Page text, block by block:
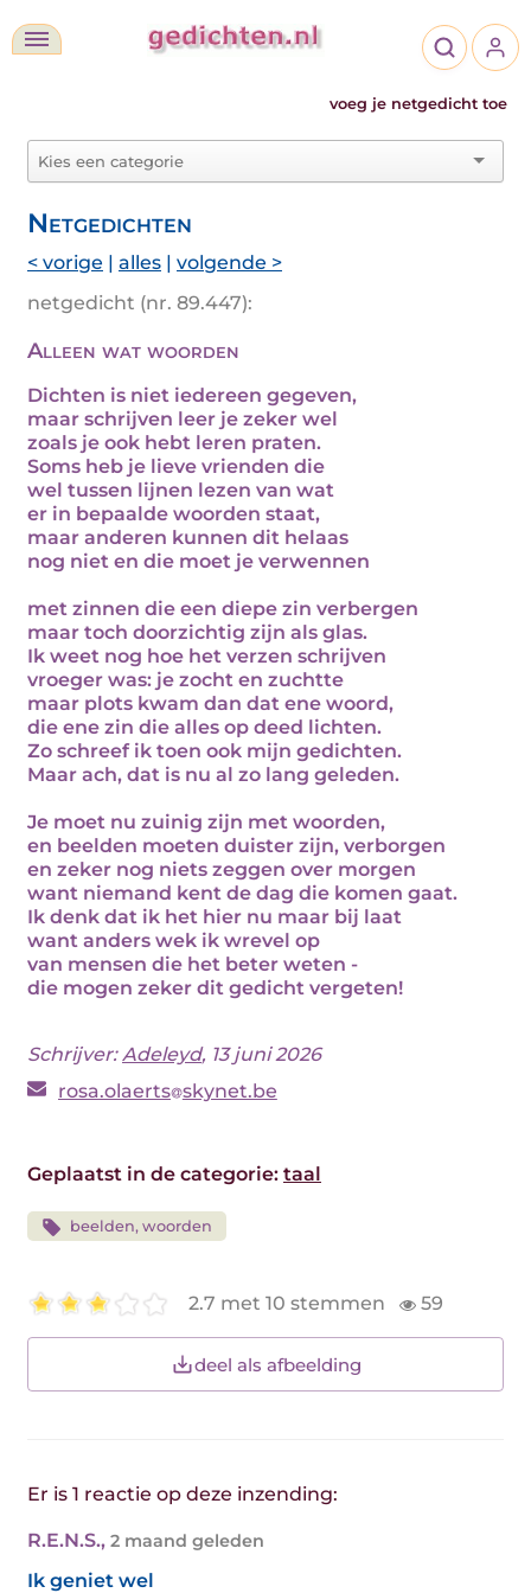
voeg je netgedicht toe
Netgedichten
< vorige | alles | volgende >
netgedicht (nr. 89.447):
Alleen wat woorden
Dichten is niet iedereen gegeven,
maar schrijven leer je zeker wel
zoals je ook hebt leren praten.
Soms heb je lieve vrienden die
wel tussen lijnen lezen van wat
er in bepaalde woorden staat,
maar anderen kunnen dit helaas
nog niet en die moet je verwennen
met zinnen die een diepe zin verbergen
maar toch doorzichtig zijn als glas.
Ik weet nog hoe het verzen schrijven
vroeger was: je zocht en zuchtte
maar plots kwam dan dat ene woord,
die ene zin die alles op deed lichten.
Zo schreef ik toen ook mijn gedichten.
Maar ach, dat is nu al zo lang geleden.
Je moet nu zuinig zijn met woorden,
en beelden moeten duister zijn, verborgen
en zeker nog niets zeggen over morgen
want niemand kent de dag die komen gaat.
Ik denk dat ik het hier nu maar bij laat
want anders wek ik wrevel op
van mensen die het beter weten -
die mogen zeker dit gedicht vergeten!
Schrijver:Adeleyd, 13 juni 2026
rosa.olaerts skynet.be
Geplaatst in de categorie: taal
beelden, woorden
2.7 met 10 stemmen 59
deel als afbeelding
Er is 1 reactie op deze inzending:
R.E.N.S., 2 maand geleden
Ik geniet wel